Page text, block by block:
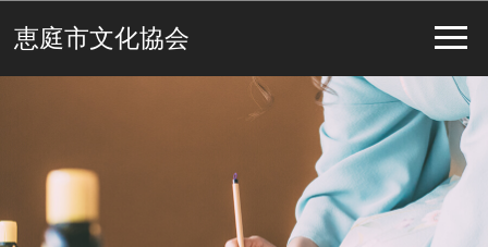
恵庭市文化協会